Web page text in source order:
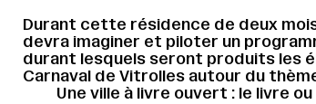
Durant cette résidence de deux
devra imaginer et piloter un
durant lesquels seront produits les
Carnaval de Vitrolles autour du
Une ville à livre ouvert : le livre